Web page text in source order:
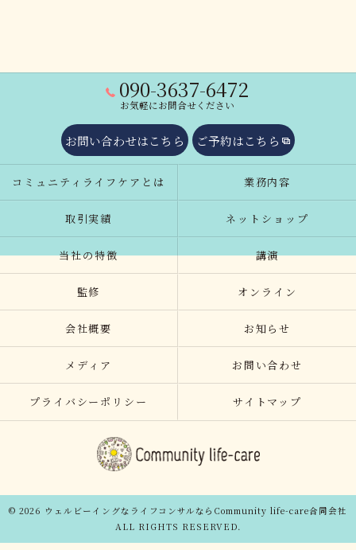
090-3637-6472
お気軽にお問合せください
お問い合わせはこちら ご予約はこちら
コミュニティライフケアとは 業務内容
取引実績 ネットショップ
当社の特徴 講演
監修 オンライン
会社概要 お知らせ
メディア お問い合わせ
プライバシーポリシー サイトマップ
© 2026 ウェルビーイングなライフコンサルならCommunity life-care合同会社
ALL RIGHTS RESERVED.